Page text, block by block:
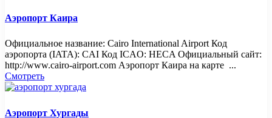
Аэропорт Каира
Официальное название: Cairo International Airport Код
аэропорта (IATA): CAI Код ICAO: HECA Официальный сайт:
http://www.cairo-airport.com Аэропорт Каира на карте ...
Смотреть
Аэропорт Хургады